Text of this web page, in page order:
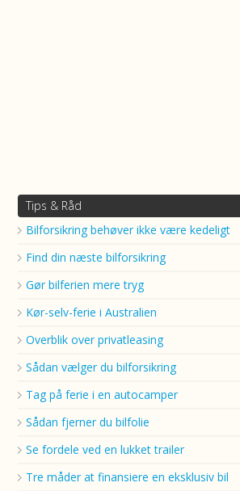
Tips & Råd
Bilforsikring behøver ikke være kedeligt
Find din næste bilforsikring
Gør bilferien mere tryg
Kør-selv-ferie i Australien
Overblik over privatleasing
Sådan vælger du bilforsikring
Tag på ferie i en autocamper
Sådan fjerner du bilfolie
Se fordele ved en lukket trailer
Tre måder at finansiere en eksklusiv bil